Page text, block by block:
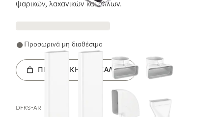
ψαρικών, λαχανικών και άλλων.
Προσωρινά μη διαθέσιμο
ΠΡΟΣΘΉΚΗ ΣΤΟ ΚΑΛΆΘΙ
DFKS-AR